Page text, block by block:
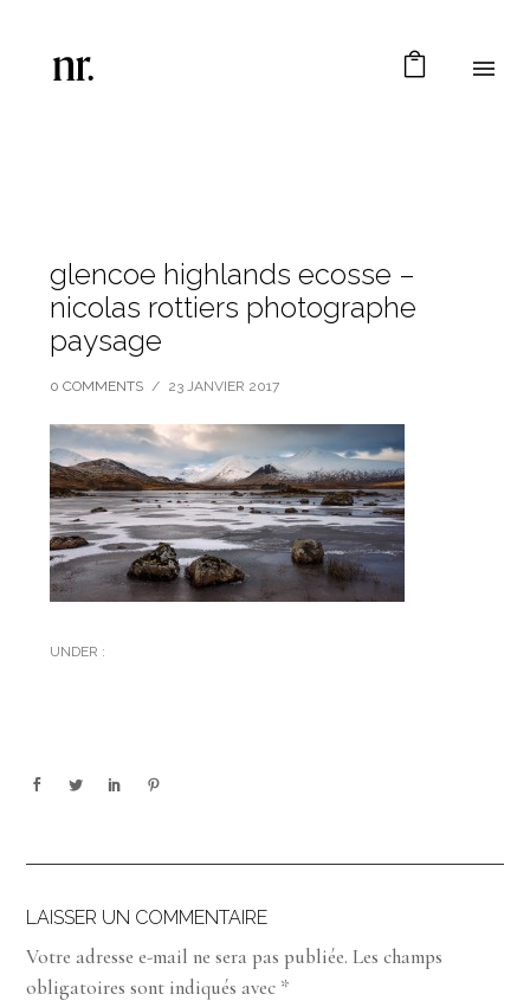
glencoe highlands ecosse –
nicolas rottiers photographe
paysage
0 COMMENTS / 23 JANVIER 2017
UNDER :
LAISSER UN COMMENTAIRE
Votre adresse e-mail ne sera pas publiée. Les champs
obligatoires sont indiqués avec *